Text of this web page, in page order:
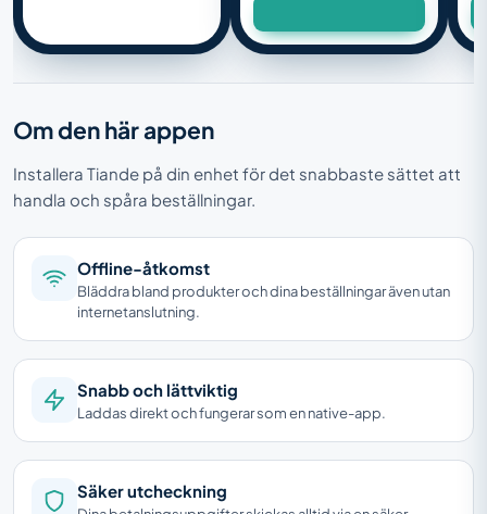
Om den här appen
Installera Tiande på din enhet för det snabbaste sättet att
handla och spåra beställningar.
Offline-åtkomst
Bläddra bland produkter och dina beställningar även utan
internetanslutning.
Snabb och lättviktig
Laddas direkt och fungerar som en native-app.
Säker utcheckning